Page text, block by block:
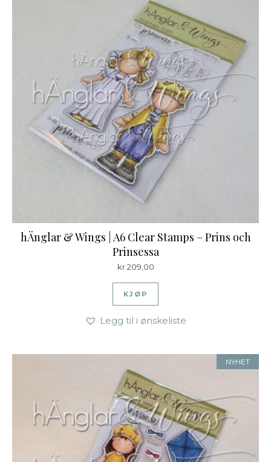
hÄnglar & Wings | A6 Clear Stamps – Prins och
Prinsessa
kr209,00
KJØP
Legg til i ønskeliste
NYHET